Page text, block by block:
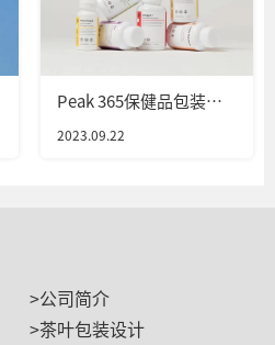
Peak 365保健品包装设
2023.09.22
>公司简介
>茶叶包装设计